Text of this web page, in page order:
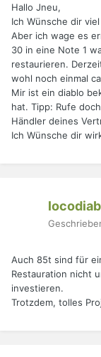
Hallo Jneu,
Ich Wünsche dir
Aber ich wage es
30 in eine Note 1
restaurieren.
wohl noch einmal
Mir ist ein diablo
hat. Tipp: Rufe
Händler deines
Ich Wünsche dir
Auch 85t sind für
Restauration nicht
investieren.
Trotzdem, tolles